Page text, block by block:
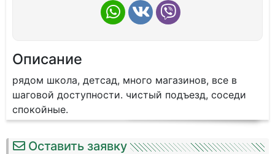
Описание
рядом школа, детсад, много магазинов, все в
шаговой доступности. чистый подъезд, соседи
спокойные.
Оставить заявку